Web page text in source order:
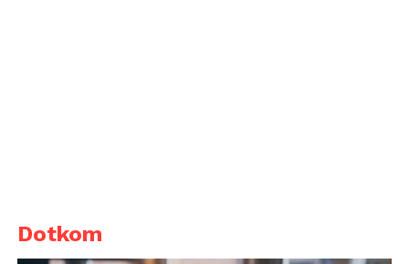
Dotkom